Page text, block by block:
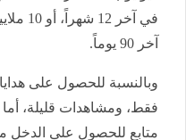
في
آخر 90 يوماً.
متابع للحصول على الدخل